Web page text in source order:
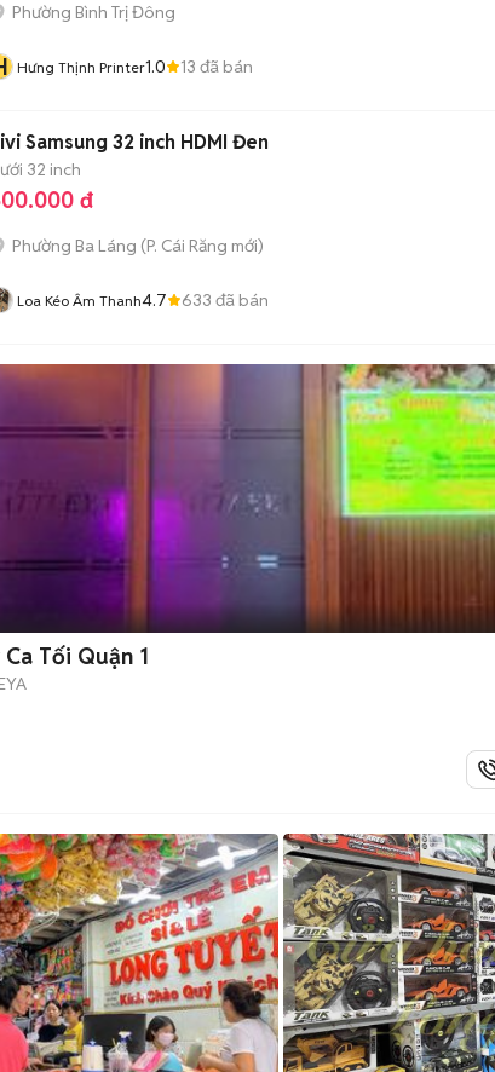
Phường Bình Trị Đông
Hưng Thịnh Printer1.0 13 đã bán
Samsung 32 inch HDMI Đen
32 inch
đ
Phường Ba Láng (P. Cái Răng mới)
Loa Kéo Âm Thanh4.7 633 đã bán
Tối Quận 1